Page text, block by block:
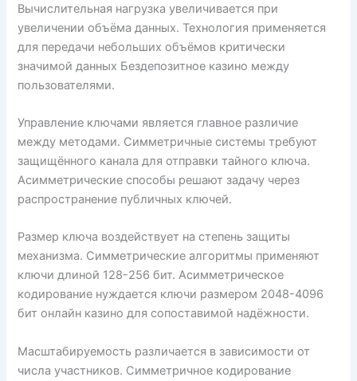
Вычислительная нагрузка увеличивается при
увеличении объёма данных. Технология применяется
для передачи небольших объёмов критически
значимой данных Бездепозитное казино между
пользователями.
Управление ключами является главное различие
между методами. Симметричные системы требуют
защищённого канала для отправки тайного ключа.
Асимметрические способы решают задачу через
распространение публичных ключей.
Размер ключа воздействует на степень защиты
механизма. Симметрические алгоритмы применяют
ключи длиной 128-256 бит. Асимметрическое
кодирование нуждается ключи размером 2048-4096
бит онлайн казино для сопоставимой надёжности.
Масштабируемость различается в зависимости от
числа участников. Симметричное кодирование